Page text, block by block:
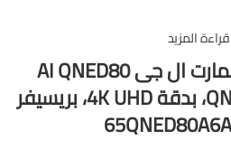
قراءة المزيد
شاشة تلفزيون سمارت ال جى AI QNED80
مقاس65 بوصه QNED، بدقة 4K UHD، بريسيفر